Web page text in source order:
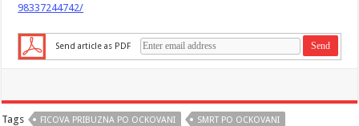
98337244742/
Send article as PDF
Tags FICOVA PRIBUZNA PO OCKOVANI
SMRT PO OCKOVANI